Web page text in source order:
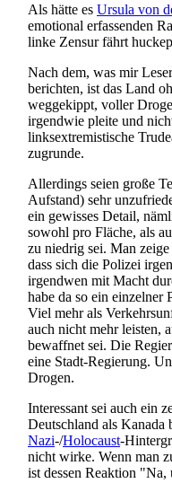
Als hätte es Ursula von
emotional erfassenden
linke Zensur fährt
Nach dem, was mir
berichten, ist das Land
weggekippt, voller
irgendwie pleite und
linksextremistische
zugrunde.
Allerdings seien große
Aufstand) sehr
ein gewisses Detail,
sowohl pro Fläche, als
zu niedrig sei. Man
dass sich die Polizei
irgendwen mit Macht
habe da so ein einzelner
Viel mehr als
auch nicht mehr leisten,
bewaffnet sei. Die
eine Stadt-Regierung.
Drogen.
Interessant sei auch ein
Deutschland als Kanada
Nazi-/Holocaust-
nicht wirke. Wenn man
ist dessen Reaktion